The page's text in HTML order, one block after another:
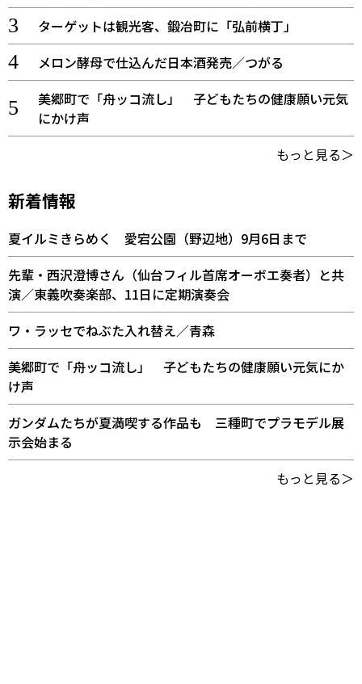
ターゲットは観光客、鍛冶町に「弘前横丁」
メロン酵母で仕込んだ日本酒発売／つがる
美郷町で「舟ッコ流し」 子どもたちの健康願い元気
にかけ声
もっと見る＞
新着情報
夏イルミきらめく 愛宕公園（野辺地）9月6日まで
先輩・西沢澄博さん（仙台フィル首席オーボエ奏者）と共
演／東義吹奏楽部、11日に定期演奏会
ワ・ラッセでねぶた入れ替え／青森
美郷町で「舟ッコ流し」 子どもたちの健康願い元気にか
け声
ガンダムたちが夏満喫する作品も 三種町でプラモデル展
示会始まる
もっと見る＞